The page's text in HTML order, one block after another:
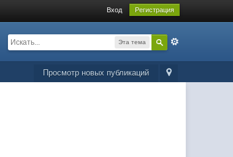
Вход Регистрация
Эта тема
Просмотр новых публикаций